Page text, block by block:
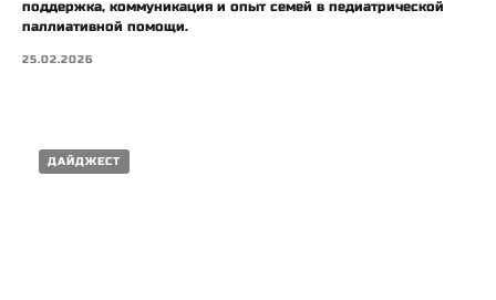
поддержка, коммуникация и опыт семей в педиатрической
паллиативной помощи.
25.02.2026
ДАЙДЖЕСТ